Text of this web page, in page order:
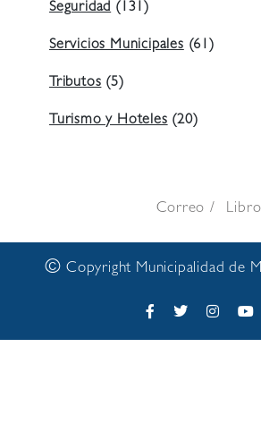
Seguridad(131)
Servicios Municipales(61)
Tributos(5)
Turismo y Hoteles(20)
Correo
© Copyright Municipalidad de